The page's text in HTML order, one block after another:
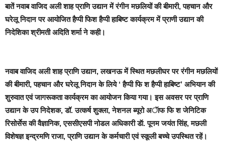
बातें नवाब वाजिद अली शाह प्राणि उद्यान में रंगीन मछलियों की बीमारी, पहचान और
घरेलू निदान पर आयोजित हैप्पी फिश हैप्पी हाबिष्ट कार्यक्रम में प्राणी उद्यान की
निदेशिका श्रीमती अदिति शर्मा ने कही।
नवाब वाजिद अली शाह प्राणि उद्यान, लखनऊ में स्थित मछलीघर पर रंगीन मछलियों
की बीमारी, पहचान और घरेलू निदान के लिये ‘ हैप्पी फि श हैप्पी हाबिष्ट’ अभियान की
शुरुवात एवं जागरूकता कार्यक्रम का आयोजन किया गया।इस अवसर पर प्राणि
उद्यान के उप निदेशक, डॉ. उत्कर्ष शुक्ला, नेशनल ब्यूरो अॅाफ फि श जेनिटिक
रिसोर्सेस की वैज्ञानिक, एससीएसपी नोडल अधिकारी डॅा. पूनम जयंत सिंह, मछली
विशेषज्ञ इन्द्रमणि राजा, प्राणि उद्यान के कर्मचारी एवं स्कूली बच्चे उपस्थित रहें।